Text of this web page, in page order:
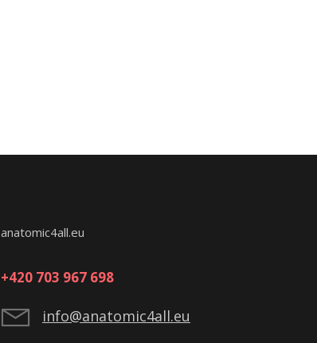
anatomic4all.eu
+420 703 967 698
info@anatomic4all.eu